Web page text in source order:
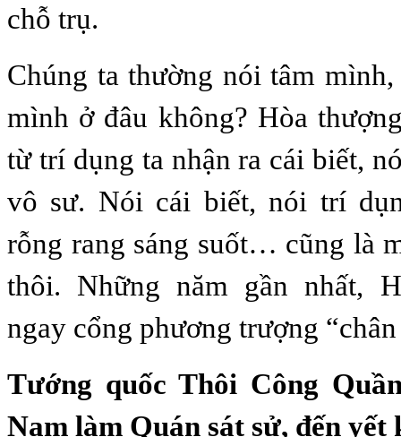
chỗ trụ.
Chúng ta thường nói tâm
mình ở đâu không? Hòa
từ trí dụng ta nhận ra cái biết,
vô sư. Nói cái biết, nói trí
rỗng rang sáng suốt… cũng là
thôi. Những năm gần nhất,
ngay cổng phương trượng
Tướng quốc Thôi Công
Nam làm Quán sát sử, đến yết